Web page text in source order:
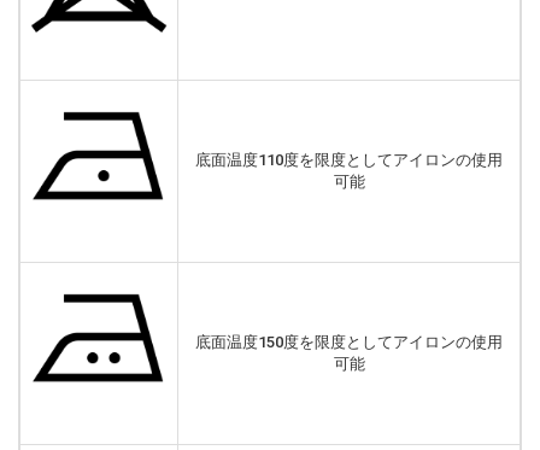
底面温度110度を限度としてアイロンの使用
可能
底面温度150度を限度としてアイロンの使用
可能